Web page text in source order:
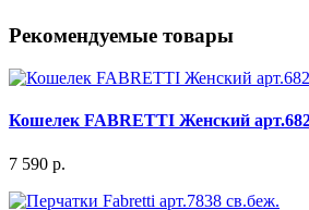
Рекомендуемые товары
Кошелек FABRETTI Женский
7 590 р.